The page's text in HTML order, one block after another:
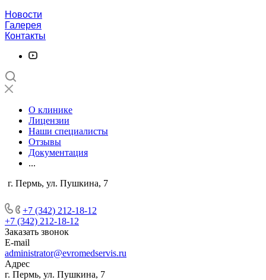
Новости
Галерея
Контакты
О клинике
Лицензии
Наши специалисты
Отзывы
Документация
...
г. Пермь, ул. Пушкина, 7
+7 (342) 212-18-12
+7 (342) 212-18-12
Заказать звонок
E-mail
administrator@evromedservis.ru
Адрес
г. Пермь, ул. Пушкина, 7